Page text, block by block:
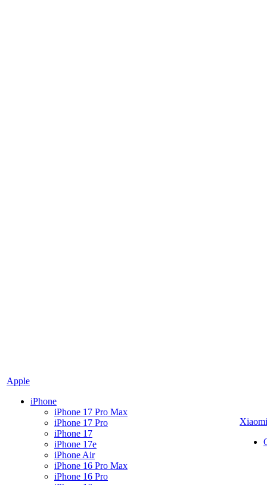
Apple
iPhone
iPhone 17 Pro Max
iPhone 17 Pro
iPhone 17
iPhone 17e
iPhone Air
iPhone 16 Pro Max
iPhone 16 Pro
Xiaomi